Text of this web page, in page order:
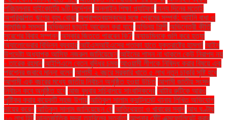
পরিচালনায় হাইকোর্টের ৯টি নির্দেশনা অনলাইন শিক্ষা প্ল্যাটফর্ম অন্য দিনের মতোই
অপরিকল্পিত ঋণের বৃহৎ বোঝা অপ্রাপ্তবয়স্কদের সঙ্গে প্রেমের সম্পর্ক: আইনি বাধা ও
সামাজিক সমস্যা অভিজ্ঞতা ছাড়াই আবেদন করা যাবে অভিনয় শিল্পী অভিনেত্রী কীর্তি
সুরেশের বিবাহ সম্পন্ন অস্কার জিততে পারবেন কি? অ্যাডমিনকে গুলি করে হত্যা
অ্যালোভেরার বিভিন্ন ব্যবহার আইএসআইএসের পতাকা হাতে যুক্তরাষ্ট্রে হামলা! আইন
উপদেষ্টা অধ্যাপক আসিফ নজরুল জানিয়েছেন আইনের শাসন না থাকলে কেউ নিরাপদ নয়
- তারেক রহমান আইপিএলে বেতন বৃদ্ধির চমক আওয়ামী লীগকে নিষিদ্ধ করার বিষয়ে এক
প্রশ্নের জবাবে মান্না বলেন আগামী ২ বছরে সরকারি খাতে ৫ লাখ নতুন চাকরি সৃষ্টি হবে
আগামী এক বছরের মধ্যে জাতীয় নির্বাচন অনুষ্ঠিত হওয়া উচিত আগামী জাতীয় সংসদ
নির্বাচন কবে অনুষ্ঠিত হবে আজ বুধবার সচিবালয়ে সাংবাদিকদের আটার রুটিকে আরও
পুষ্টিকর করার কয়েকটি সহজ উপায় আতিকুল সালাম ক্যান্টনমেন্ট থানায় লিখিত অভিযোগ
দায়ের করেন আতিকুল সালাম জানিয়েছেন যে আতিথেয়তা ও খাবারের স্বাদ আধ ঘণ্টায়
২০ লাখ হিট আন্তর্জাতিক মুদ্রা তহবিলের সতর্কতা আপনার ঠোঁট এক্সফোলিয়েট করার